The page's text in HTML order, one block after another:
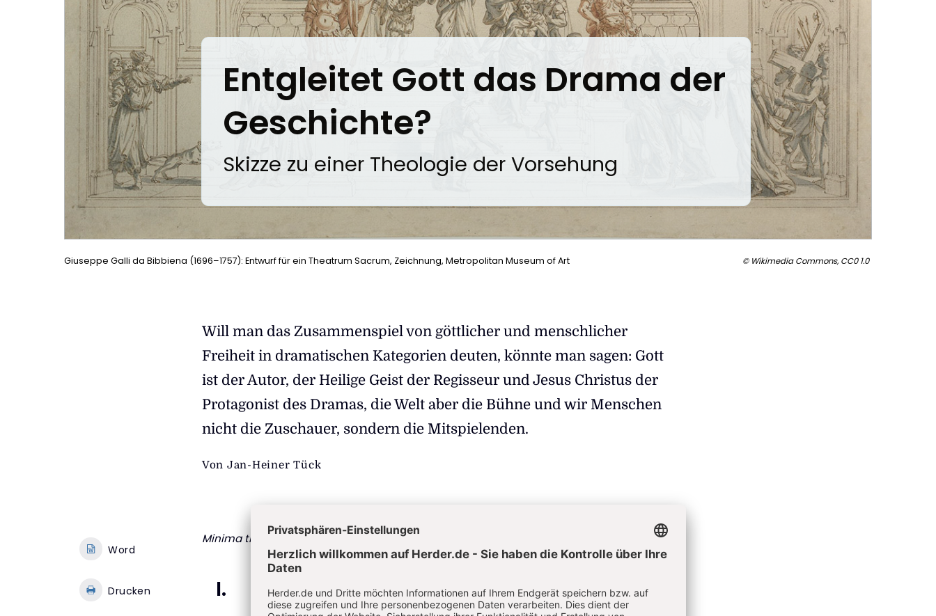
Giuseppe Galli da Bibbiena (1696–1757): Entwurf für ein Theatrum Sacrum, Zeichnung, Metropolitan Museum of Art © Wikimedia Commons, CC0 1.0
Entgleitet Gott das Drama der
Geschichte?
:
Skizze zu einer Theologie der Vorsehung
Will man das Zusammenspiel von göttlicher und menschlicher
Freiheit in dramatischen Kategorien deuten, könnte man sagen: Gott
ist der Autor, der Heilige Geist der Regisseur und Jesus Christus der
Protagonist des Dramas, die Welt aber die Bühne und wir Menschen
nicht die Zuschauer, sondern die Mitspielenden.
Von Jan-Heiner Tück
Minima theologica, 27.7.2025, Lesedauer: ca. 14 Minuten /
I.
Word
Drucken